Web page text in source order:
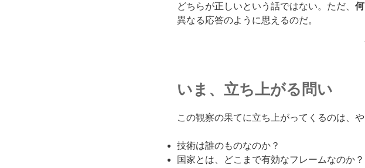
どちらが正しいという話ではない。ただ、
異なる応答のように思えるのだ。
いま、立ち上がる問い
この観察の果てに立ち上がってくるのは、
技術は誰のものなのか？
国家とは、どこまで有効なフレームなのか？